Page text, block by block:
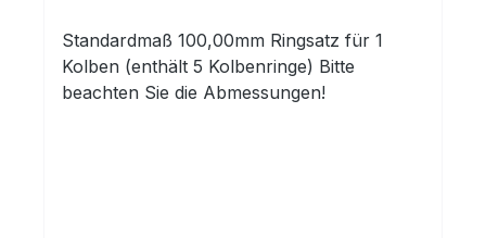
Standardmaß 100,00mm Ringsatz für 1
Kolben (enthält 5 Kolbenringe) Bitte
beachten Sie die Abmessungen!